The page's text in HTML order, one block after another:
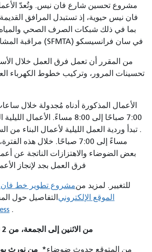
مشروع تحسين شارع فان نيس. وتُعدّ
فان نيس حيوية، إذ تستبدل المرافق
بما في ذلك شبكات الصرف الصحي
في سان فرانسيسكو (SFMTA) مراقبة المشاريع مع تطور الوضع.
من المقرر أن تعمل فرق العمل خلال
تحسينات المرور، وتركيب خطوط الكهرباء
الأعمال المذكورة أدناه مُجدولة خلال
7:00 صباحًا إلى 8:00 مساءً. الأعمال الليلية المُخطط لها مُوضحة
مساءً إلى 7:00 صباحًا. خلال هذه
بعض الضوضاء والاهتزازات الناتجة عن
فرق العمل بجد لإنجاز
مشروع تطوير خطللتغيير. لمزيد من
التفاصيل حول الموقع الإلكتروني
.
من الاثنين إلى الجمعة، من 2 نوفمبر إلى 6 نوفمبر
من نورث *من المتوقع حدوث ضوضاء